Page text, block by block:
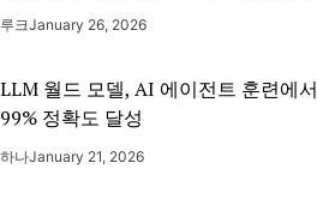
루크January 26, 2026
LLM 월드 모델, AI 에이전트 훈련에서
99% 정확도 달성
하나January 21, 2026